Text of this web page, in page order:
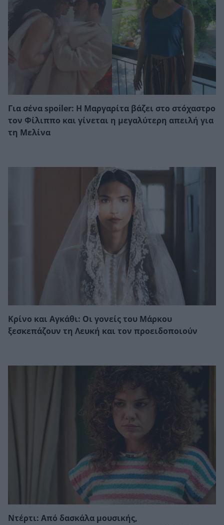
Για σένα spoiler: Η Μαργαρίτα βάζει στο στόχαστρο
τον Φίλιππο και γίνεται η μεγαλύτερη απειλή για
τη Μελίνα
Κρίνο και Αγκάθι: Οι γονείς του Μάρκου
ξεσκεπάζουν τη Λευκή και τον προειδοποιούν
Ντέρτι: Από δασκάλα μουσικής,